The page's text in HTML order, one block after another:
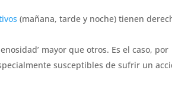
(mañana, tarde y noche) tienen
mayor que otros. Es el caso, por
susceptibles de sufrir un